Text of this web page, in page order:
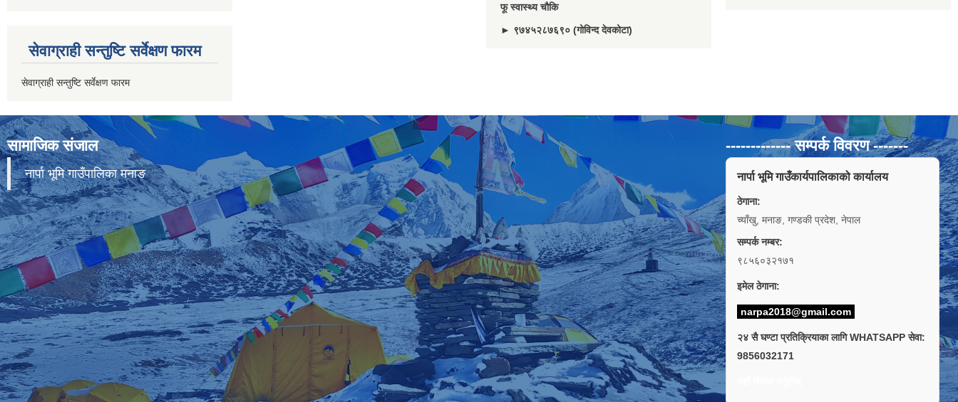
सेवाग्राही सन्तुष्टि सर्वेक्षण फारम
सेवाग्राही सन्तुष्टि सर्वेक्षण फारम
फू स्वास्थ्य चौकि
► ९७४५२८७६९० (गोविन्द देवकोटा)
सामाजिक संजाल
नार्पा भूमि गाउँपालिका मनाङ
------------- सम्पर्क विवरण -------
नार्पा भूमि गाउँकार्यपालिकाको कार्यालय
ठेगाना:
च्याँखु, मनाङ, गण्डकी प्रदेश, नेपाल
सम्पर्क नम्बर:
९८५६०३२१७१
इमेल ठेगाना:
narpa2018@gmail.com
२४ सै घण्टा प्रतिक्रियाका लागि WHATSAPP सेवा:
9856032171